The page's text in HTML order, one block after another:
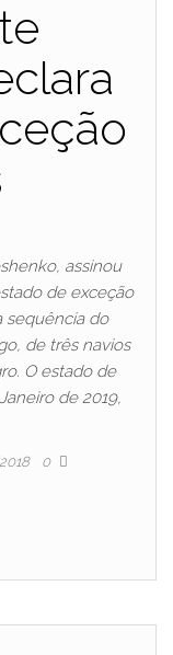
assinou
de exceção
sequência do
de três navios
O estado de
de 2019,
0